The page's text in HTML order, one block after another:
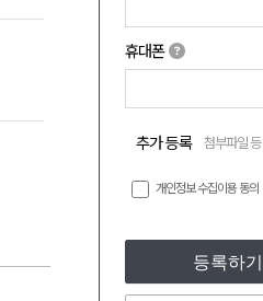
휴대폰
추가 등록 첨부파일 등
개인정보 수집이용 동의
등록하기